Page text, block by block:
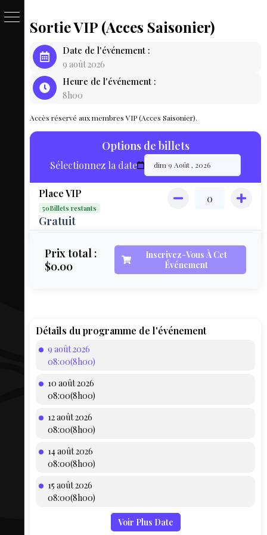
PASSE
BILLET
LIVE
MAP
MON
COMPTE
AEQ
Sortie VIP (Acces Saisonier)
Date de l'événement :
9 août 2026
Heure de l'événement :
8h00
Accès réservé aux membres VIP (Acces Saisonier).
Options de billets
Sélectionnez la date
Place VIP
50Billets restants
Gratuit
Prix total :
$0.00
Inscrivez-Vous À Cet
Événement
Détails du programme de l'événement
9 août 2026
08:00(8h00)
10 août 2026
08:00(8h00)
12 août 2026
08:00(8h00)
14 août 2026
08:00(8h00)
15 août 2026
08:00(8h00)
Voir Plus Date